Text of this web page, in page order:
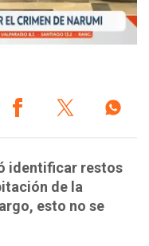
identificar restos
de la
esto no se